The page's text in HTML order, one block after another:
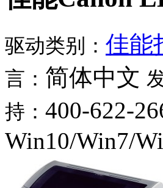
驱动类别： 佳能
言： 简体中文
持： 400-622-
Win10/Win7/